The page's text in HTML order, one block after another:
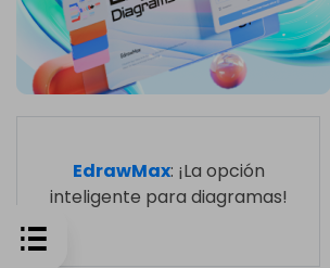
EdrawMax: ¡La opción
inteligente para diagramas!